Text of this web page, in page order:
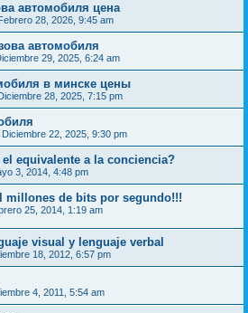
автомобиля цена
28, 2026, 9:45 am
автомобиля
29, 2025, 6:24 am
в минске цены
28, 2025, 7:15 pm
Diciembre 22, 2025, 9:30 pm
equivalente a la conciencia?
3, 2014, 4:48 pm
millones de bits por segundo!!!
25, 2014, 1:19 am
visual y lenguaje verbal
18, 2012, 6:57 pm
4, 2011, 5:54 am